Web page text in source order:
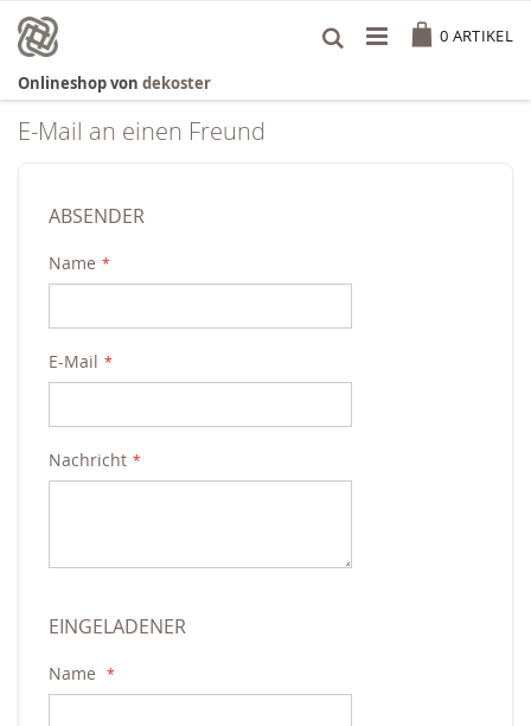
Inhalt
springen
0 ARTIKEL
Onlineshop von dekoster
E-Mail an einen Freund
ABSENDER
Name
E-Mail
Nachricht
EINGELADENER
Name